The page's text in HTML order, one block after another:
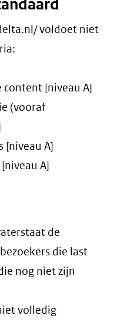
voldoet niet
[niveau A]
(vooraf
[niveau A]
A]
de
die last
nog niet zijn
volledig